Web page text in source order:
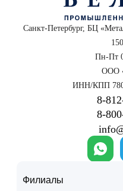
Санкт-Петербург, БЦ
Пн-Пт
ООО
ИНН/КПП
Филиалы